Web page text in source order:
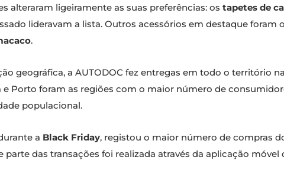
alteraram ligeiramente as suas preferências: os tapetes de
lideravam a lista. Outros acessórios em destaque foram o
.
geográfica, a AUTODOC fez entregas em todo o território
e Porto foram as regiões com o maior número de
populacional.
a Black Friday, registou o maior número de compras
parte das transações foi realizada através da aplicação